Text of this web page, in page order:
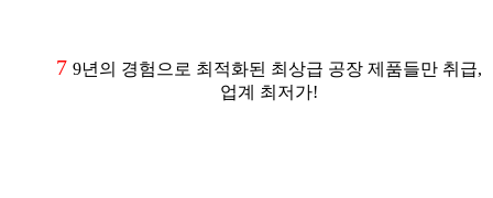
7 9년의 경험으로 최적화된 최상급 공장 제품들만 취급,
업계 최저가!